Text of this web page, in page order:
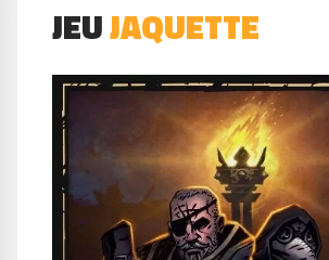
JEUJAQUETTE